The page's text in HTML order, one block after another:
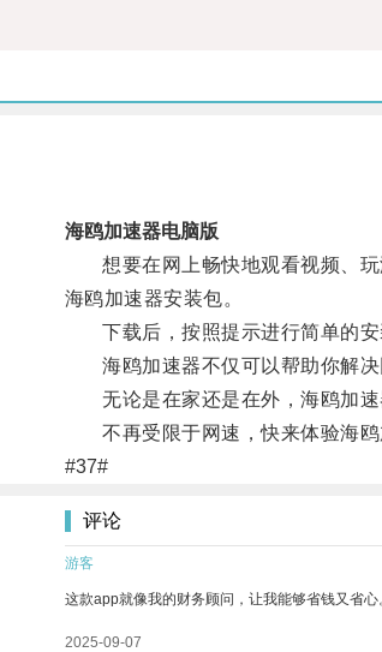
海鸥加速器电脑版
想要在网上畅快地观看视频、玩
海鸥加速器安装包。
下载后，按照提示进行简单的安
海鸥加速器不仅可以帮助你解决
无论是在家还是在外，海鸥加速
不再受限于网速，快来体验海鸥
#37#
评论
游客
这款app就像我的财务顾问，让我能够省钱又省心
2025-09-07